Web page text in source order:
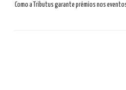
de
Como a Tributus garante prémios nos